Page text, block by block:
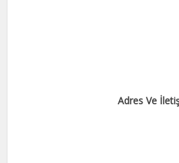
Adres Ve